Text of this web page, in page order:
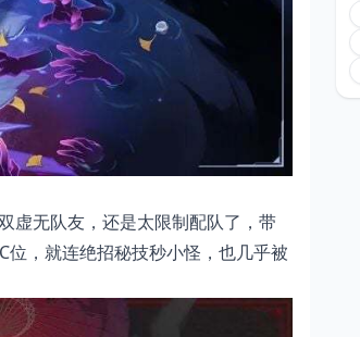
虚无队友，还是太限制配队了，带
，就连绝招秘技秒小怪，也几乎被